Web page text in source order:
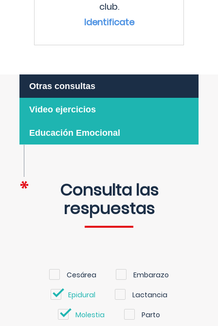
club.
Identificate
Otras consultas
Video ejercicios
Educación Emocional
Consulta las
respuestas
Cesárea Embarazo
Epidural Lactancia
Molestia Parto